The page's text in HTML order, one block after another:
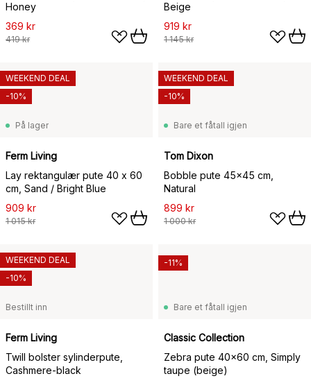
Honey
369 kr
419 kr
Beige
919 kr
1 145 kr
På lager
Ferm Living
Lay rektangulær pute 40 x 60
cm, Sand / Bright Blue
909 kr
1 015 kr
WEEKEND DEAL
-10%
Bare et fåtall igjen
Tom Dixon
Bobble pute 45x45 cm,
Natural
899 kr
1 000 kr
WEEKEND DEAL
-10%
Bestillt inn
Ferm Living
Twill bolster sylinderpute,
Cashmere-black
WEEKEND DEAL
-10%
Bare et fåtall igjen
Classic Collection
Zebra pute 40x60 cm, Simply
taupe (beige)
-11%